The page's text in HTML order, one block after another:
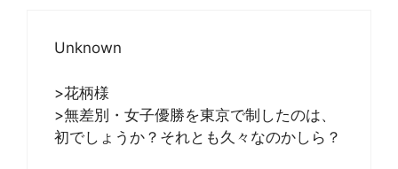
Unknown
>花柄様
>無差別・女子優勝を東京で制したのは、
初でしょうか？それとも久々なのかしら？